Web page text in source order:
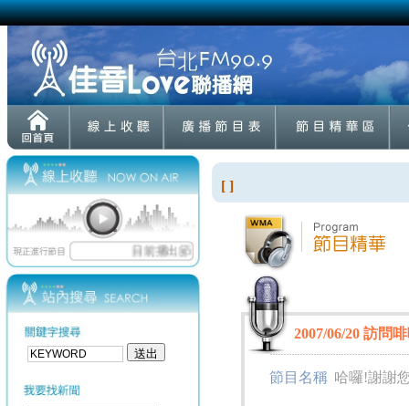
[ ]
2007/06/20 訪問
節目名稱 哈囉!謝謝